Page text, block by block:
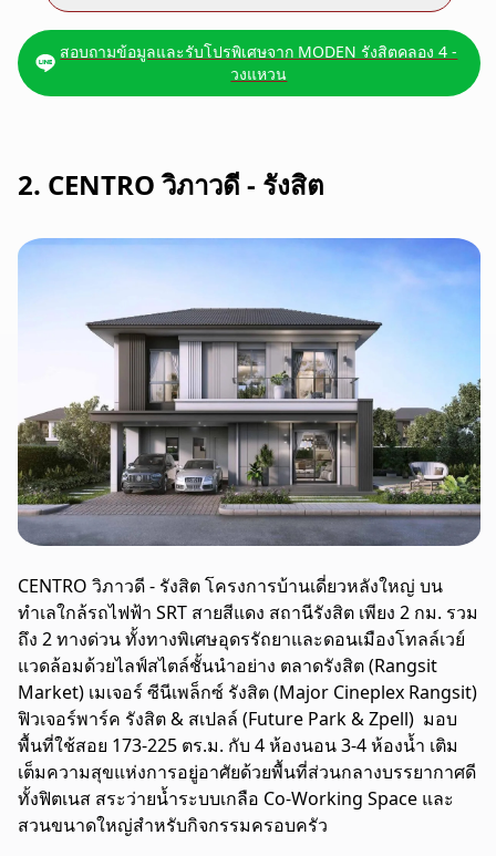
สอบถามข้อมูลและรับโปรพิเศษจาก MODEN รังสิตคลอง 4 -
วงแหวน
2. CENTRO วิภาวดี - รังสิต
CENTRO วิภาวดี - รังสิต โครงการบ้านเดี่ยวหลังใหญ่ บน
ทำเลใกล้รถไฟฟ้า SRT สายสีแดง สถานีรังสิต เพียง 2 กม. รวม
ถึง 2 ทางด่วน ทั้งทางพิเศษอุดรรัถยาและดอนเมืองโทลล์เวย์
แวดล้อมด้วยไลฟ์สไตล์ชั้นนำอย่าง ตลาดรังสิต (Rangsit
Market) เมเจอร์ ซีนีเพล็กซ์ รังสิต (Major Cineplex Rangsit)
ฟิวเจอร์พาร์ค รังสิต & สเปลล์ (Future Park & Zpell) มอบ
พื้นที่ใช้สอย 173-225 ตร.ม. กับ 4 ห้องนอน3-4ห้องน้ำ เติม
เต็มความสุขแห่งการอยู่อาศัยด้วยพื้นที่ส่วนกลางบรรยากาศดี
ทั้งฟิตเนส สระว่ายน้ำระบบเกลือ Co-Working Space และ
สวนขนาดใหญ่สำหรับกิจกรรมครอบครัว